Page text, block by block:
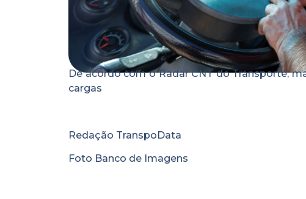
De acordo com o Radar CNT do Transporte,
cargas
Redação TranspoData
Foto Banco de Imagens